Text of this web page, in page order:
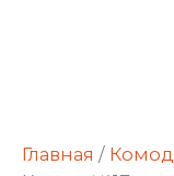
Главная /